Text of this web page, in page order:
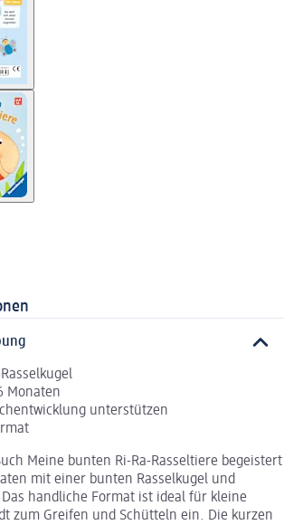
Monaten
unterstützen
Meine bunten Ri-Ra-Rasseltiere begeistert
mit einer bunten Rasselkugel und
handliche Format ist ideal für kleine
zum Greifen und Schütteln ein. Die kurzen